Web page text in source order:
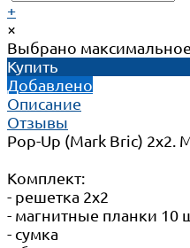
+
×
Выбрано максимальное
Купить
Добавлено
Описание
Отзывы
Pop-Up (Mark Bric) 2х2.
Комплект:
- решетка 2х2
- магнитные планки 10
- сумка